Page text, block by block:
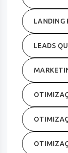
LANDING
LEADS